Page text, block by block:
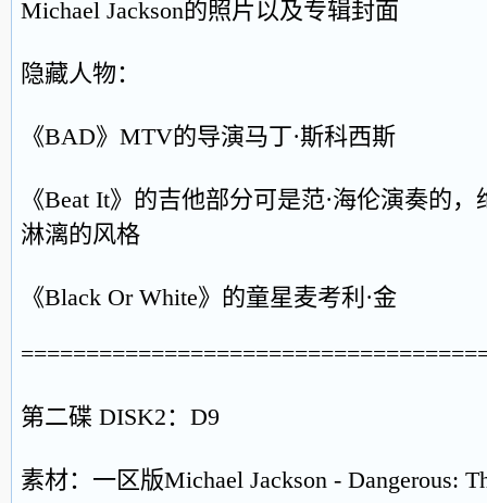
Michael Jackson的照片以及专辑封面
隐藏人物：
《BAD》MTV的导演马丁·斯科西斯
《Beat It》的吉他部分可是范·海伦演奏的
淋漓的风格
《Black Or White》的童星麦考利·金
第二碟 DISK2：D9
素材：一区版Michael Jackson - Dangerous: